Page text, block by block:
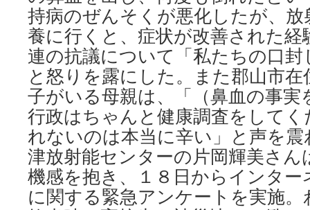
持病のぜんそくが悪化したが、
養に行くと、症状が改善された
連の抗議について「私たちの口
と怒りを露にした。また郡山市
子がいる母親は、「（鼻血の事実
行政はちゃんと健康調査をして
れないのは本当に辛い」と声を
津放射能センターの片岡輝美さん
機感を抱き、１８日からインタ
に関する緊急アンケートを実施